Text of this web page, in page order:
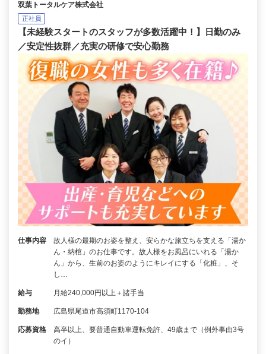
双葉トータルケア株式会社
正社員
【未経験スタートのスタッフが多数活躍中！】日勤のみ
／安定性抜群／充実の研修で安心勤務
仕事内容
故人様の最期のお姿を整え、安らかな旅立ちを支える「湯か
ん・納棺」のお仕事です。故人様をお風呂にいれる「湯か
ん」から、生前のお姿のようにキレイにする「化粧」、そ
し…
給与 月給240,000円以上＋諸手当
勤務地 広島県尾道市高須町1170-104
応募資格
高卒以上、要普通自動車運転免許、49歳まで（例外事由3号
のイ）